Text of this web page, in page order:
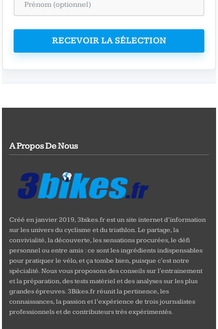
RECEVOIR LA SÉLECTION
A Propos De Nous
Créé en janvier 2019, 3bikes.fr est un site internet d’information
sur les univers du cyclisme et du triathlon. Le partage, la
convivialité, la découverte, les sensations procurées, le défi
personnel ou entre amis : ce sont les ingrédients indispensables
pour pratiquer le vélo, et ça tombe bien, puisque c'est notre
spécialité. Nous vous proposons des conseils sur l'entrainement
et la préparation, des tests matériel et des analyses sur les plus
grandes épreuves. 3Bikes.fr réunit la pertinence, les
connaissances, la passion et l’expérience de trois journalistes
professionnels et de contributeurs très expérimentés.